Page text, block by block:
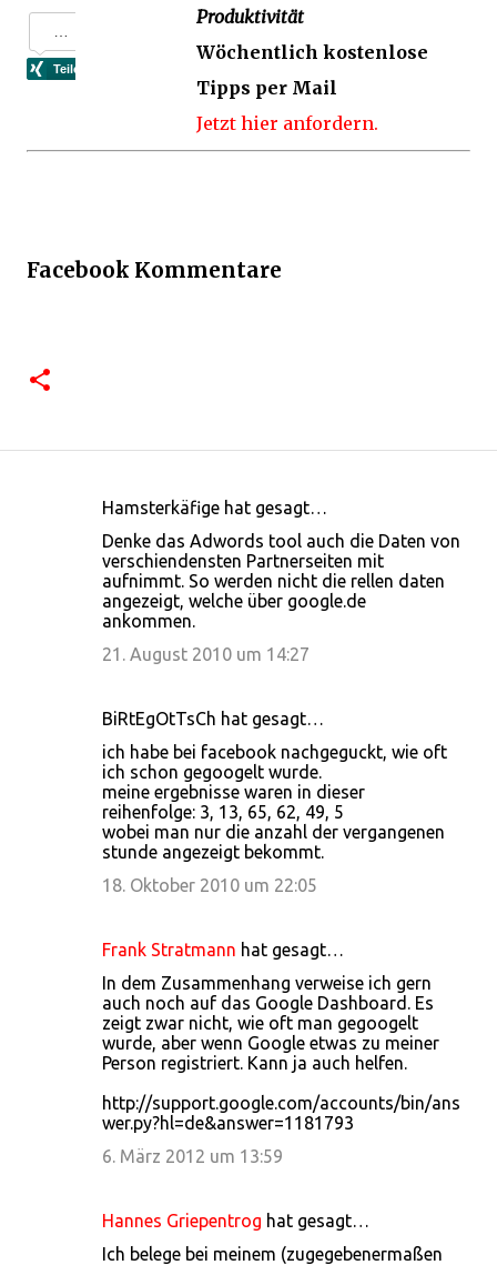
Produktivität
Wöchentlich kostenlose
Tipps per Mail
Jetzt hier anfordern.
Facebook Kommentare
Hamsterkäfige hat gesagt…
Denke das Adwords tool auch die Daten von
verschiendensten Partnerseiten mit
aufnimmt. So werden nicht die rellen daten
angezeigt, welche über google.de
ankommen.
21. August 2010 um 14:27
BiRtEgOtTsCh hat gesagt…
ich habe bei facebook nachgeguckt, wie oft
ich schon gegoogelt wurde.
meine ergebnisse waren in dieser
reihenfolge: 3, 13, 65, 62, 49, 5
wobei man nur die anzahl der vergangenen
stunde angezeigt bekommt.
18. Oktober 2010 um 22:05
Frank Stratmann hat gesagt…
In dem Zusammenhang verweise ich gern
auch noch auf das Google Dashboard. Es
zeigt zwar nicht, wie oft man gegoogelt
wurde, aber wenn Google etwas zu meiner
Person registriert. Kann ja auch helfen.
http://support.google.com/accounts/bin/ans
wer.py?hl=de&answer=1181793
6. März 2012 um 13:59
Hannes Griepentrog hat gesagt…
Ich belege bei meinem (zugegebenermaßen